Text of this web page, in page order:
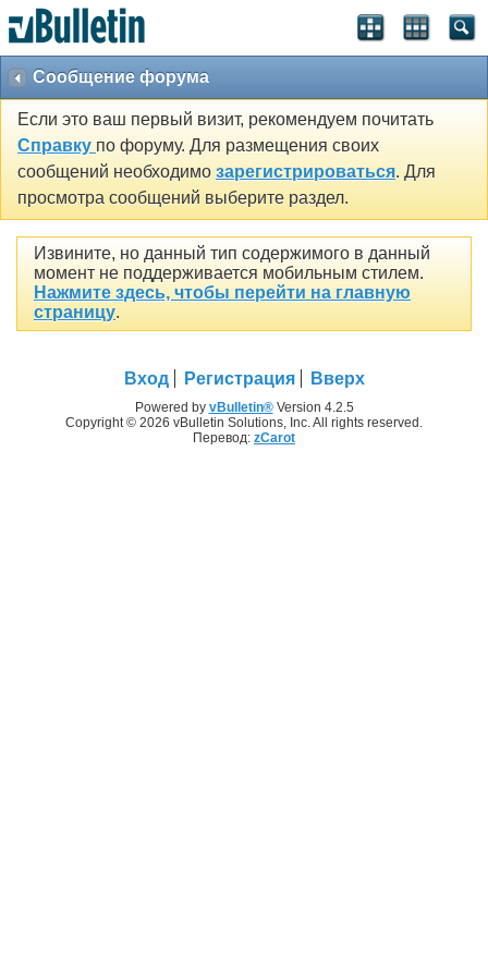
Сообщение форума
Если это ваш первый визит, рекомендуем почитать
Справку по форуму. Для размещения своих
сообщений необходимо зарегистрироваться. Для
просмотра сообщений выберите раздел.
Извините, но данный тип содержимого в данный
момент не поддерживается мобильным стилем.
Нажмите здесь, чтобы перейти на главную
страницу.
Вход Регистрация Вверх
Powered by vBulletin®Version 4.2.5
Copyright © 2026 vBulletin Solutions, Inc. All rights reserved.
Перевод: zCarot